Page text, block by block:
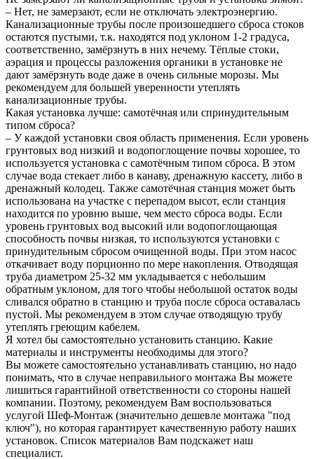
– Нет, не замерзают, если не отключать электроэнергию.
Канализационные трубы после произошедшего сброса стоков
остаются пустыми, т.к. находятся под уклоном 1-2 градуса,
соответственно, замёрзнуть в них нечему. Тёплые стоки,
аэрация и процессы разложения органики в установке не
дают замёрзнуть воде даже в очень сильные морозы. Мы
рекомендуем для большей уверенности утеплять
канализационные трубы.
Какая установка лучше: самотёчная или спринудительным
типом сброса?
– У каждой установки своя область применения. Если уровень
грунтовых вод низкий и водопоглощение почвы хорошее, то
используется установка с самотёчным типом сброса. В этом
случае вода стекает либо в канаву, дренажную кассету, либо в
дренажный колодец. Также самотёчная станция может быть
использована на участке с перепадом высот, если станция
находится по уровню выше, чем место сброса воды. Если
уровень грунтовых вод высокий или водопоглощающая
способность почвы низкая, то используются установки с
принудительным сбросом очищенной воды. При этом насос
откачивает воду порционно по мере накопления. Отводящая
труба диаметром 25-32 мм укладывается с небольшим
обратным уклоном, для того чтобы небольшой остаток воды
сливался обратно в станцию и труба после сброса оставалась
пустой. Мы рекомендуем в этом случае отводящую трубу
утеплять греющим кабелем.
Я хотел бы самостоятельно установить станцию. Какие
материалы и инструменты необходимы для этого?
Вы можете самостоятельно устанавливать станцию, но надо
понимать, что в случае неправильного монтажа Вы можете
лишиться гарантийной ответственности со стороны нашей
компании. Поэтому, рекомендуем Вам воспользоваться
услугой Шеф-Монтаж (значительно дешевле монтажа "под
ключ"), но которая гарантирует качественную работу наших
установок. Список материалов Вам подскажет наш
специалист.